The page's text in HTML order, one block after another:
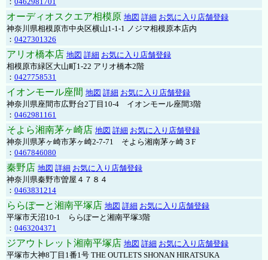
オーディオスクエア相模原 地図 詳細 お気に入り店舗登録
神奈川県相模原市中央区横山1-1-1 ノジマ相模原本店内
： 0427301326
アリオ橋本店 地図 詳細 お気に入り店舗登録
相模原市緑区大山町1-22 アリオ橋本2階
： 0427758531
イオンモール座間 地図 詳細 お気に入り店舗登録
神奈川県座間市広野台2丁目10-4 イオンモール座間3階
： 0462981161
そよら湘南茅ヶ崎店 地図 詳細 お気に入り店舗登録
神奈川県茅ヶ崎市茅ヶ崎2‐7‐71 そよら湘南茅ヶ崎３F
： 0467846080
秦野店 地図 詳細 お気に入り店舗登録
神奈川県秦野市曽屋４７８４
： 0463831214
ららぽーと湘南平塚店 地図 詳細 お気に入り店舗登録
平塚市天沼10-1 ららぽーと湘南平塚3階
： 0463204371
ジアウトレット湘南平塚店 地図 詳細 お気に入り店舗登録
平塚市大神8丁目1番1号 THE OUTLETS SHONAN HIRATSUKA